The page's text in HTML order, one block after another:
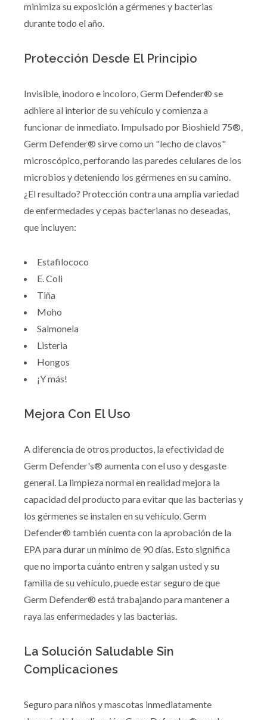
minimiza su exposición a gérmenes y bacterias
durante todo el año.
Protección Desde El Principio
Invisible, inodoro e incoloro, Germ Defender® se
adhiere al interior de su vehículo y comienza a
funcionar de inmediato. Impulsado por Bioshield 75®,
Germ Defender® sirve como un "lecho de clavos"
microscópico, perforando las paredes celulares de los
microbios y deteniendo los gérmenes en su camino.
¿El resultado? Protección contra una amplia variedad
de enfermedades y cepas bacterianas no deseadas,
que incluyen:
Estafilococo
E. Coli
Tiña
Moho
Salmonela
Listeria
Hongos
¡Y más!
Mejora Con El Uso
A diferencia de otros productos, la efectividad de
Germ Defender's® aumenta con el uso y desgaste
general. La limpieza normal en realidad mejora la
capacidad del producto para evitar que las bacterias y
los gérmenes se instalen en su vehículo. Germ
Defender® también cuenta con la aprobación de la
EPA para durar un mínimo de 90 días. Esto significa
que no importa cuánto entren y salgan usted y su
familia de su vehículo, puede estar seguro de que
Germ Defender® está trabajando para mantener a
raya las enfermedades y las bacterias.
La Solución Saludable Sin
Complicaciones
Seguro para niños y mascotas inmediatamente